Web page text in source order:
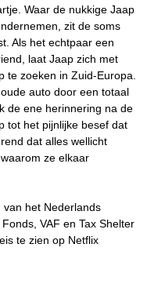
Waar de nukkige Jaap
zit de soms
Als het echtpaar een
laat Jaap zich met
te zoeken in Zuid-Europa.
auto door een totaal
de ene herinnering na de
tot het pijnlijke besef dat
dat alles wellicht
ze elkaar
van het Nederlands
VAF en Tax Shelter
te zien op Netflix